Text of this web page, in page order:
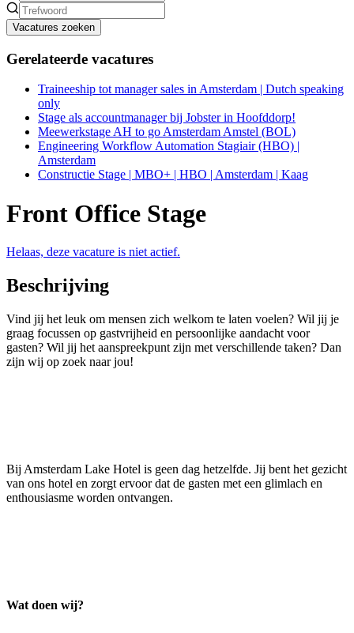
Vacatures zoeken
Gerelateerde vacatures
Traineeship tot manager sales in Amsterdam | Dutch speaking
only
Stage als accountmanager bij Jobster in Hoofddorp!
Meewerkstage AH to go Amsterdam Amstel (BOL)
Engineering Workflow Automation Stagiair (HBO) |
Amsterdam
Constructie Stage | MBO+ | HBO | Amsterdam | Kaag
Front Office Stage
Helaas, deze vacature is niet actief.
Beschrijving
Vind jij het leuk om mensen zich welkom te laten voelen? Wil jij je
graag focussen op gastvrijheid en persoonlijke aandacht voor
gasten? Wil jij het aanspreekpunt zijn met verschillende taken? Dan
zijn wij op zoek naar jou!
Bij Amsterdam Lake Hotel is geen dag hetzelfde. Jij bent het gezicht
van ons hotel en zorgt ervoor dat de gasten met een glimlach en
enthousiasme worden ontvangen.
Wat doen wij?